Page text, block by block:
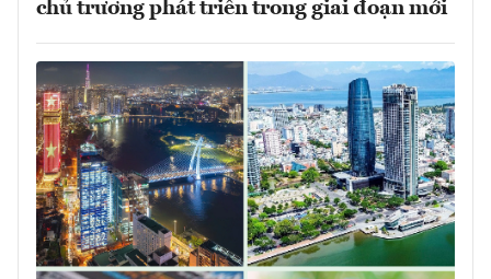
chủ trương phát triển trong giai đoạn mới